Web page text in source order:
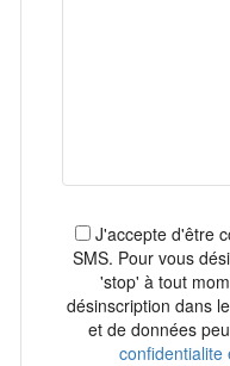
J'accepte d'être
SMS. Pour vous
'stop' à tout
désinscription dans
et de données
confidentialite